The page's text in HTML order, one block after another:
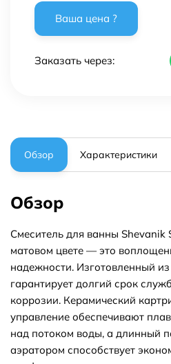
Заказать через:
Обзор Характеристики
Обзор
Смеситель для ванны Shevanik
матовом цвете — это
надежности. Изготовленный
гарантирует долгий срок
коррозии. Керамический
управление обеспечивают
над потоком воды, а длинный
аэратором способствует